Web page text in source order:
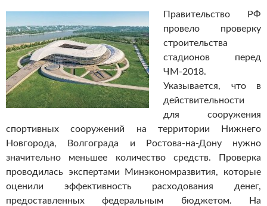
Правительство РФ
провело проверку
строительства
стадионов перед
ЧМ-2018.
Указывается, что в
действительности
для сооружения
спортивных сооружений на территории Нижнего
Новгорода, Волгограда и Ростова-на-Дону нужно
значительно меньшее количество средств. Проверка
проводилась экспертами Минэкономразвития, которые
оценили эффективность расходования денег,
предоставленных федеральным бюджетом. На